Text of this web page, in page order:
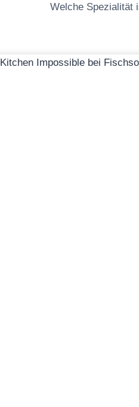
Welche Spezialität